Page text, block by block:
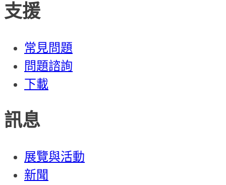
支援
常見問題
問題諮詢
下載
訊息
展覽與活動
新聞